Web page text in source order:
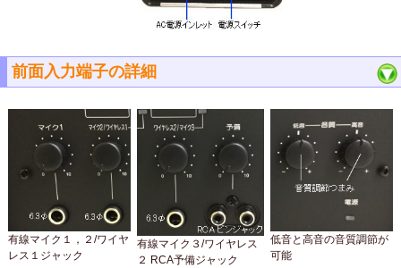
前面入力端子の詳細
有線マイク１，２/ワイヤ
レス１ジャック
有線マイク３/ワイヤレス
２ RCA予備ジャック
低音と高音の音質調節が
可能